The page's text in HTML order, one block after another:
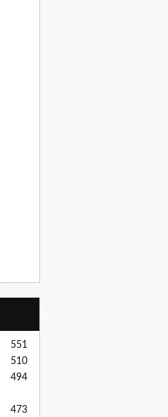
551
510
494
473